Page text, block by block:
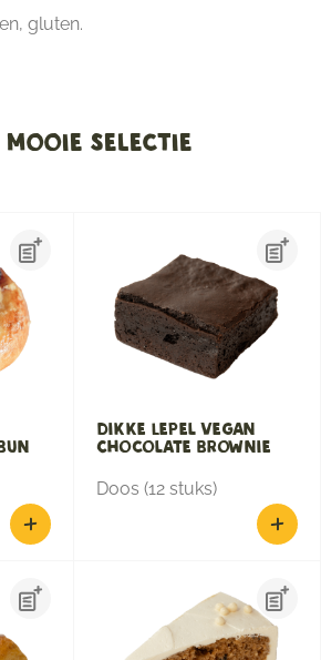
gluten.
mooie selectie
Dikke Lepel Vegan
Chocolate Brownie
Doos (12 stuks)